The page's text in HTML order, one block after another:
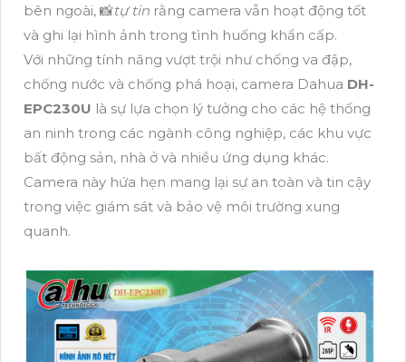
bên ngoài, 📸tự tin rằng camera vẫn hoạt động tốt
và ghi lại hình ảnh trong tình huống khẩn cấp.
Với những tính năng vượt trội như chống va đập,
chống nước và chống phá hoại, camera Dahua DH-
EPC230U là sự lựa chọn lý tưởng cho các hệ thống
an ninh trong các ngành công nghiệp, các khu vực
bất động sản, nhà ở và nhiều ứng dụng khác.
Camera này hứa hẹn mang lại sự an toàn và tin cậy
trong việc giám sát và bảo vệ môi trường xung
quanh.